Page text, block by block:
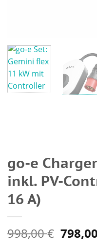
go-e
inkl. PV-
16 A)
998,00€